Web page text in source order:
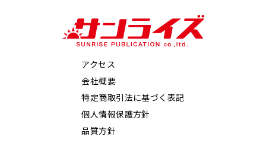
アクセス
会社概要
特定商取引法に基づく表記
個人情報保護方針
品質方針